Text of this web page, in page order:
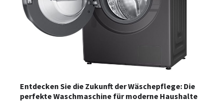
Entdecken Sie die Zukunft der Wäschepflege: Die
perfekte Waschmaschine für moderne Haushalte